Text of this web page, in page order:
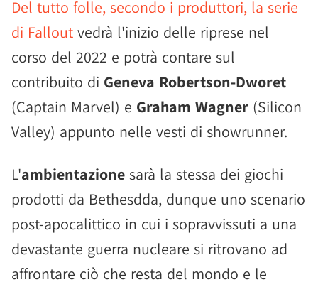
Del tutto folle, secondo i produttori, la serie
di Fallout vedrà l'inizio delle riprese nel
corso del 2022 e potrà contare sul
contribuito di Geneva Robertson-Dworet
(Captain Marvel) e Graham Wagner (Silicon
Valley) appunto nelle vesti di showrunner.
L'ambientazione sarà la stessa dei giochi
prodotti da Bethesdda, dunque uno scenario
post-apocalittico in cui i sopravvissuti a una
devastante guerra nucleare si ritrovano ad
affrontare ciò che resta del mondo e le